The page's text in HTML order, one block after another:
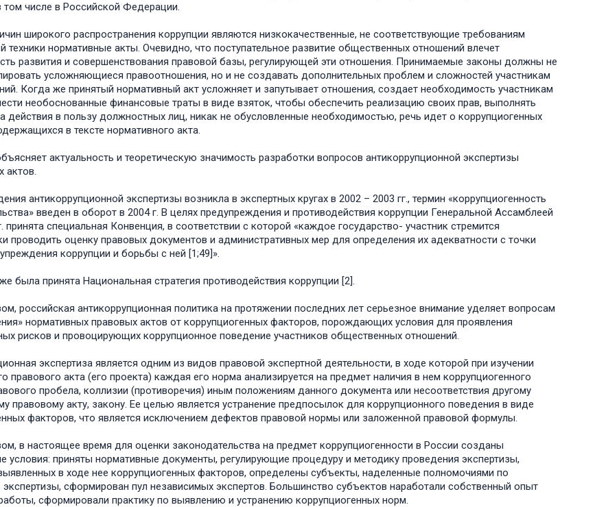
том числе в Российской Федерации.
широкого распространения коррупции являются низкокачественные, не соответствующие требованиям
техники нормативные акты. Очевидно, что поступательное развитие общественных отношений влечет
развития и совершенствования правовой базы, регулирующей эти отношения. Принимаемые законы должны не
усложняющиеся правоотношения, но и не создавать дополнительных проблем и сложностей участникам
Когда же принятый нормативный акт усложняет и запутывает отношения, создает необходимость участникам
необоснованные финансовые траты в виде взяток, чтобы обеспечить реализацию своих прав, выполнять
действия в пользу должностных лиц, никак не обусловленные необходимостью, речь идет о коррупциогенных
в тексте нормативного акта.
актуальность и теоретическую значимость разработки вопросов антикоррупционной экспертизы
актов.
антикоррупционной экспертизы возникла в экспертных кругах в 2002 – 2003 гг., термин «коррупциогенность
введен в оборот в 2004 г. В целях предупреждения и противодействия коррупции Генеральной Ассамблеей
принята специальная Конвенция, в соответствии с которой «каждое государство- участник стремится
проводить оценку правовых документов и административных мер для определения их адекватности с точки
коррупции и борьбы с ней [1;49]».
была принята Национальная стратегия противодействия коррупции [2].
российская антикоррупционная политика на протяжении последних лет серьезное внимание уделяет вопросам
нормативных правовых актов от коррупциогенных факторов, порождающих условия для проявления
рисков и провоцирующих коррупционное поведение участников общественных отношений.
экспертиза является одним из видов правовой экспертной деятельности, в ходе которой при изучении
правового акта (его проекта) каждая его норма анализируется на предмет наличия в нем коррупциогенного
пробела, коллизии (противоречия) иным положениям данного документа или несоответствия другому
правовому акту, закону. Ее целью является устранение предпосылок для коррупционного поведения в виде
факторов, что является исключением дефектов правовой нормы или заложенной правовой формулы.
в настоящее время для оценки законодательства на предмет коррупциогенности в России созданы
условия: приняты нормативные документы, регулирующие процедуру и методику проведения экспертизы,
в ходе нее коррупциогенных факторов, определены субъекты, наделенные полномочиями по
сформирован пул независимых экспертов. Большинство субъектов наработали собственный опыт
сформировали практику по выявлению и устранению коррупциогенных норм.